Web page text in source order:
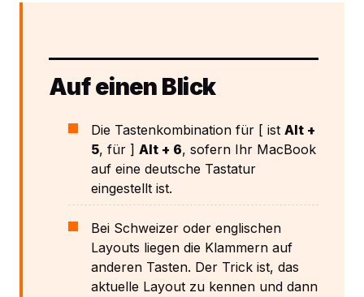
Auf einen Blick
Die Tastenkombination für [ ist Alt +
5, für ] Alt + 6, sofern Ihr MacBook
auf eine deutsche Tastatur
eingestellt ist.
Bei Schweizer oder englischen
Layouts liegen die Klammern auf
anderen Tasten. Der Trick ist, das
aktuelle Layout zu kennen und dann